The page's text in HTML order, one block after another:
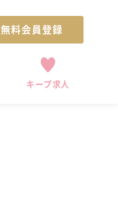
無料会員登録
キープ求人